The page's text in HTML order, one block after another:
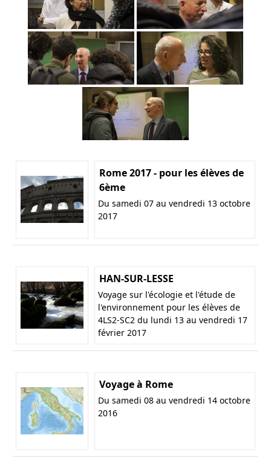
Rome 2017 - pour les élèves de
6ème
Du samedi 07 au vendredi 13 octobre
2017
HAN-SUR-LESSE
Voyage sur l'écologie et l'étude de
l'environnement pour les élèves de
4LS2-SC2 du lundi 13 au vendredi 17
février 2017
Voyage à Rome
Du samedi 08 au vendredi 14 octobre
2016